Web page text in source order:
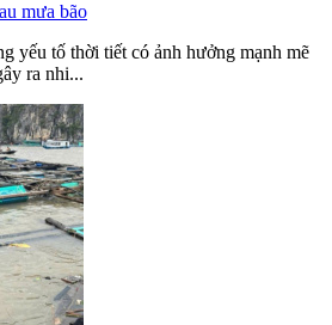
mưa bão
yếu tố thời tiết có ảnh hưởng mạnh mẽ
ra nhi...